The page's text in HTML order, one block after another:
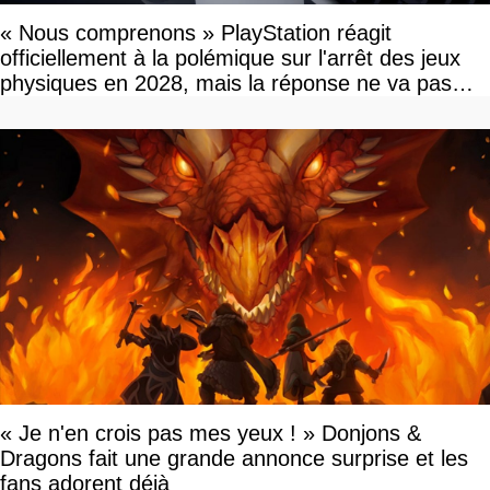
« Nous comprenons » PlayStation réagit
officiellement à la polémique sur l'arrêt des jeux
physiques en 2028, mais la réponse ne va pas
« Je n'en crois pas mes yeux ! » Donjons &
Dragons fait une grande annonce surprise et les
fans adorent déjà